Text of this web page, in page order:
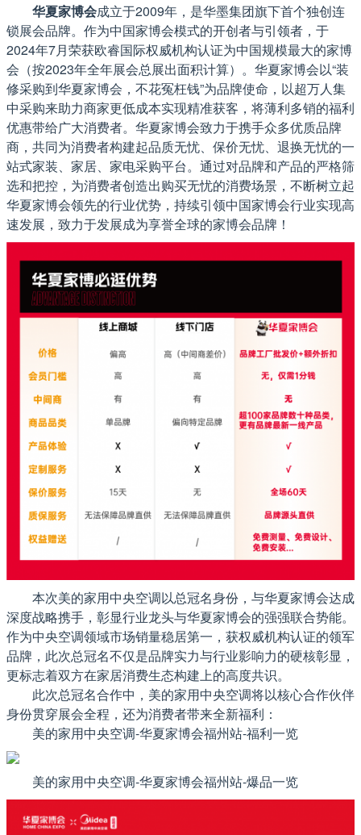
华夏家博会成立于2009年，是华墨集团旗下首个独创连
锁展会品牌。作为中国家博会模式的开创者与引领者，于
2024年7月荣获欧睿国际权威机构认证为中国规模最大的家博
会（按2023年全年展会总展出面积计算）。华夏家博会以“装
修采购到华夏家博会，不花冤枉钱”为品牌使命，以超万人集
中采购来助力商家更低成本实现精准获客，将薄利多销的福利
优惠带给广大消费者。华夏家博会致力于携手众多优质品牌
商，共同为消费者构建起品质无忧、保价无忧、退换无忧的一
站式家装、家居、家电采购平台。通过对品牌和产品的严格筛
选和把控，为消费者创造出购买无忧的消费场景，不断树立起
华夏家博会领先的行业优势，持续引领中国家博会行业实现高
速发展，致力于发展成为享誉全球的家博会品牌！
本次美的家用中央空调以总冠名身份，与华夏家博会达成
深度战略携手，彰显行业龙头与华夏家博会的强强联合势能。
作为中央空调领域市场销量稳居第一，获权威机构认证的领军
品牌，此次总冠名不仅是品牌实力与行业影响力的硬核彰显，
更标志着双方在家居消费生态构建上的高度共识。
此次总冠名合作中，美的家用中央空调将以核心合作伙伴
身份贯穿展会全程，还为消费者带来全新福利：
美的家用中央空调-华夏家博会福州站-福利一览
美的家用中央空调-华夏家博会福州站-爆品一览